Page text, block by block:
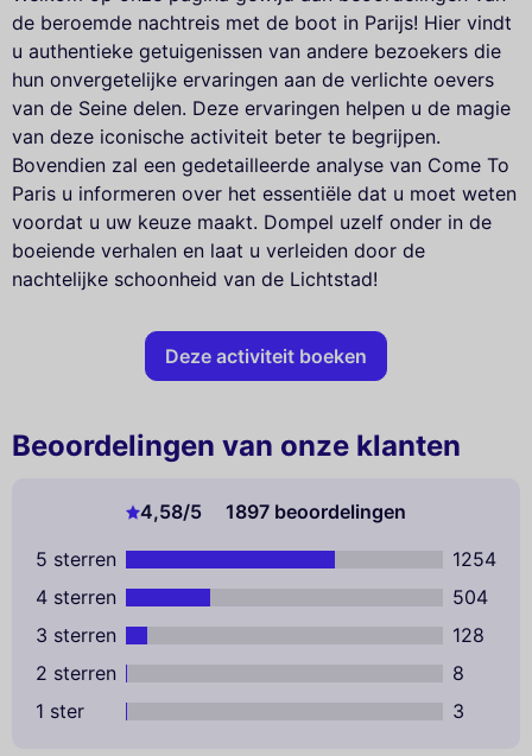
de beroemde nachtreis met de boot in Parijs! Hier vindt
u authentieke getuigenissen van andere bezoekers die
hun onvergetelijke ervaringen aan de verlichte oevers
van de Seine delen. Deze ervaringen helpen u de magie
van deze iconische activiteit beter te begrijpen.
Bovendien zal een gedetailleerde analyse van Come To
Paris u informeren over het essentiële dat u moet weten
voordat u uw keuze maakt. Dompel uzelf onder in de
boeiende verhalen en laat u verleiden door de
nachtelijke schoonheid van de Lichtstad!
Deze activiteit boeken
Beoordelingen van onze klanten
4,58/5
1897 beoordelingen
5 sterren
1254
4 sterren
504
3 sterren
128
2 sterren
8
1 ster
3